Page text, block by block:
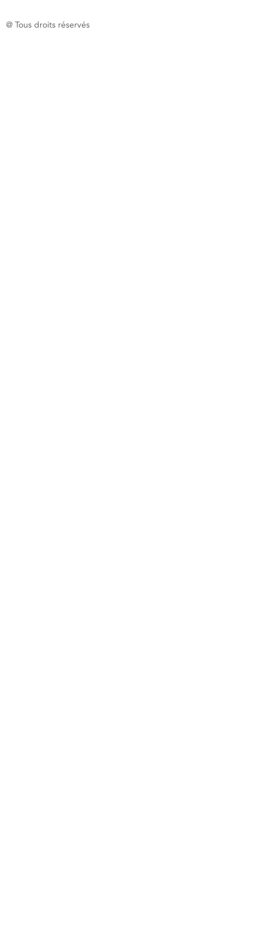
@ Tous droits réservés